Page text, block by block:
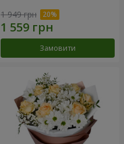
1 949 грн
Замовити